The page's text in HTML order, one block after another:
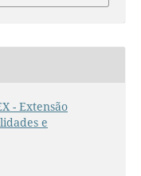
- Extensão
e